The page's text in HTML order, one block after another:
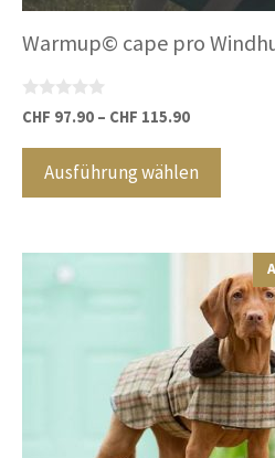
Warmup© cape pro
0
v
CHF 97.90 – CHF 115.90
Ausführung wählen
weist
auf.
Die
können
auf
der